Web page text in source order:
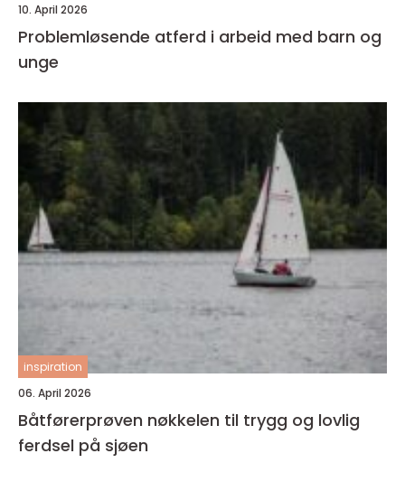
10. April 2026
Problemløsende atferd i arbeid med barn og
unge
inspiration
06. April 2026
Båtførerprøven nøkkelen til trygg og lovlig
ferdsel på sjøen